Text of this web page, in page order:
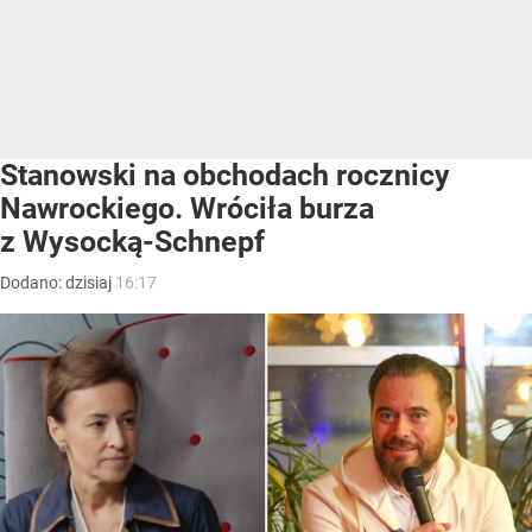
Stanowski na obchodach rocznicy
Nawrockiego. Wróciła burza
z Wysocką-Schnepf
Dodano:dzisiaj 16:17